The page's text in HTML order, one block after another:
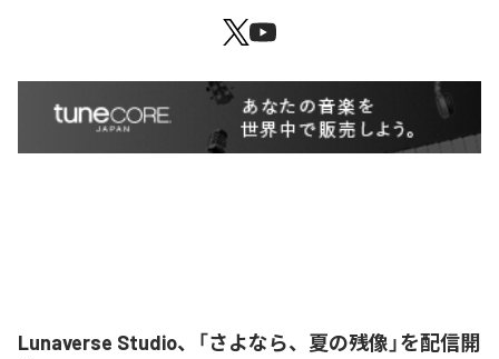
Lunaverse Studio、「さよなら、夏の残像」を配信開